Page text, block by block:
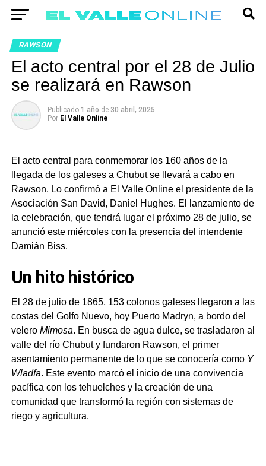
RAWSON
El acto central por el 28 de Julio
se realizará en Rawson
Publicado 1 año de 30 abril, 2025
Por El Valle Online
El acto central para conmemorar los 160 años de la
llegada de los galeses a Chubut se llevará a cabo en
Rawson. Lo confirmó a El Valle Online el presidente de la
Asociación San David, Daniel Hughes. El lanzamiento de
la celebración, que tendrá lugar el próximo 28 de julio, se
anunció este miércoles con la presencia del intendente
Damián Biss.
Un hito histórico
El 28 de julio de 1865, 153 colonos galeses llegaron a las
costas del Golfo Nuevo, hoy Puerto Madryn, a bordo del
velero Mimosa. En busca de agua dulce, se trasladaron al
valle del río Chubut y fundaron Rawson, el primer
asentamiento permanente de lo que se conocería como Y
Wladfa. Este evento marcó el inicio de una convivencia
pacífica con los tehuelches y la creación de una
comunidad que transformó la región con sistemas de
riego y agricultura.